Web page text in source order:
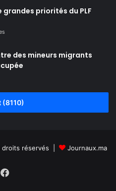
grandes priorités du PLF
des mineurs migrants
(8110)
droits réservés | Journaux.ma
Facebook